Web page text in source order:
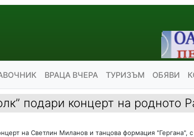
ВРАЦА ВЧЕРА ТУРИЗЪМ ОБЯВИ
подари концерт на родното
на Светлин Миланов и танцова формация "Гергана",